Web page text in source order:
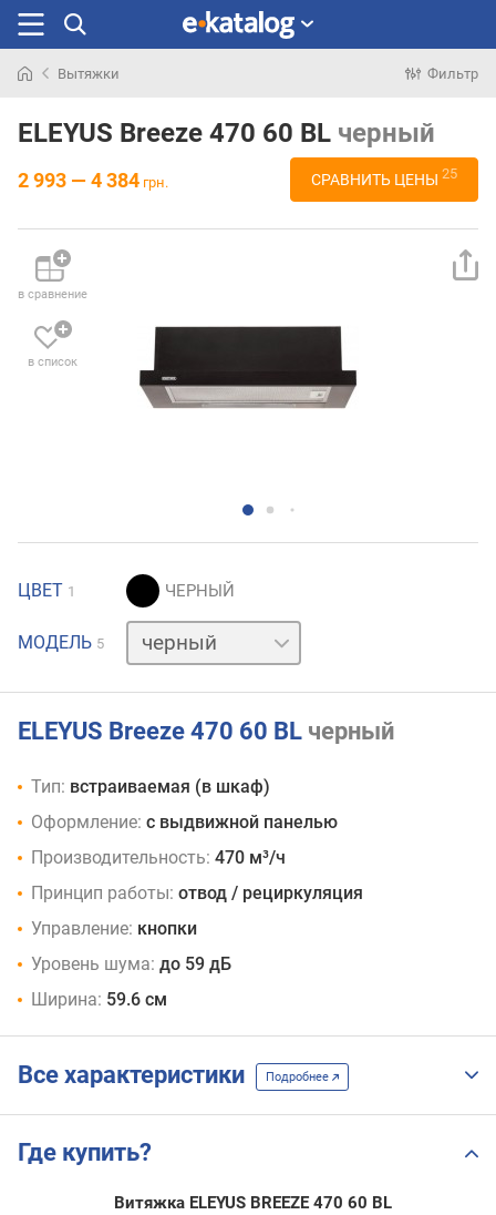
раньше
Вытяжки Фильтр
ELEYUS Breeze 470 60 BL черный
2 993 — 4 384 грн. СРАВНИТЬ ЦЕНЫ 25
в сравнение
в список
ЦВЕТ 1
МОДЕЛЬ 5
бежевый
белый
ELEYUS Breeze 470 60 BL черный
Тип: встраиваемая (в шкаф)
Оформление: с выдвижной панелью
Производительность: 470 м³/ч
Принцип работы: отвод / рециркуляция
Управление: кнопки
Уровень шума: до 59 дБ
Ширина: 59.6 см
Все характеристики Подробнее
Где купить?
Витяжка ELEYUS BREEZE 470 60 BL